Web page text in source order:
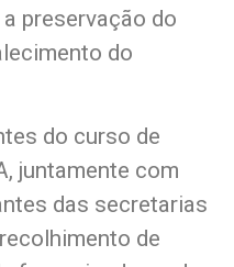
preservação do
do
do curso de
juntamente com
das secretarias
de